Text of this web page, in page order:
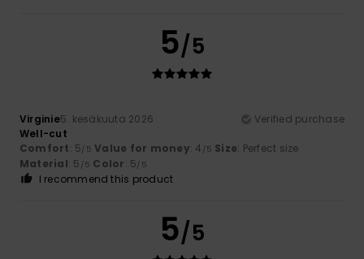
5/5
Virginie5. kesäkuuta 2026
Verified purchase
Well-cut
Comfort: 5/5 Value for money: 4 /5 Size: Perfect size
Material: 5 /5 Color: 5/5
I recommend this product
5/5